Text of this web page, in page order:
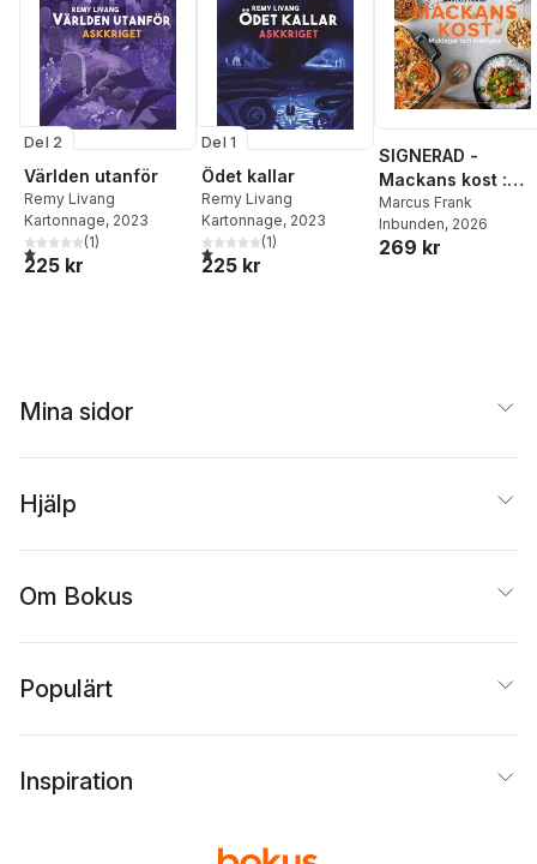
Del 2
Världen utanför
Remy Livang
Kartonnage, 2023
1,0utav 5 stjärnor. Totalt antal röster:
(1)
225 kr
Del 1
Ödet kallar
Remy Livang
Kartonnage, 2023
1,0utav 5 stjärnor. Totalt antal röster:
(1)
225 kr
SIGNERAD -
Mackans kost :
Middagar och
matlådor
Marcus Frank
Inbunden, 2026
269 kr
Mina sidor
Hjälp
Om Bokus
Populärt
Inspiration